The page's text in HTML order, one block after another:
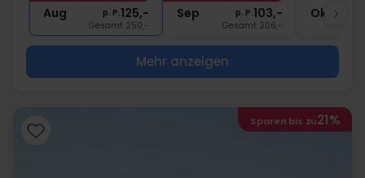
Aug p. P.125,-
Gesamt 250,-
Sep p. P.103,-
Gesamt 206,-
Okt
Mehr anzeigen
Sparen bis zu21%